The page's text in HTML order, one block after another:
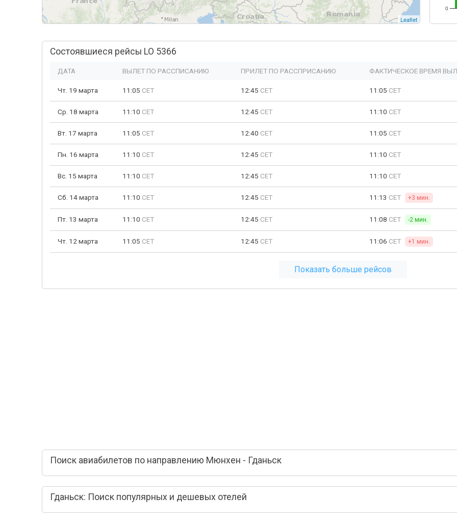
Leaflet
0
Состоявшиеся рейсы LO 5366
ДАТА ВЫЛЕТ ПО РАССПИСАНИЮ ПРИЛЕТ ПО РАССПРИСАНИЮ ФАКТИЧЕСКОЕ ВРЕМЯ
Чт. 19 марта 11:05 CET 12:45 CET 11:05 CET
Ср. 18 марта 11:10 CET 12:45 CET 11:10 CET
Вт. 17 марта 11:05 CET 12:40 CET 11:05 CET
Пн. 16 марта 11:10 CET 12:45 CET 11:10 CET
Вс. 15 марта 11:10 CET 12:45 CET 11:10 CET
Сб. 14 марта 11:10 CET 12:45 CET 11:13 CET +3 мин.
Пт. 13 марта 11:10 CET 12:45 CET 11:08 CET -2 мин.
Чт. 12 марта 11:05 CET 12:45 CET 11:06 CET +1 мин.
Показать больше рейсов
Поиск авиабилетов по направлению Мюнхен - Гданьск
Гданьск: Поиск популярных и дешевых отелей